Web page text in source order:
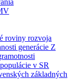
roviny rozvoja
generácie Z
v SR
základných